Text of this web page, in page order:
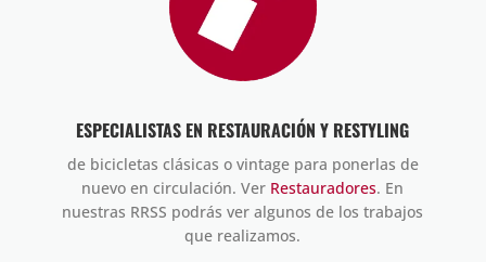
ESPECIALISTAS EN RESTAURACIÓN Y RESTYLING
de bicicletas clásicas o vintage para ponerlas de
nuevo en circulación. Ver Restauradores. En
nuestras RRSS podrás ver algunos de los trabajos
que realizamos.